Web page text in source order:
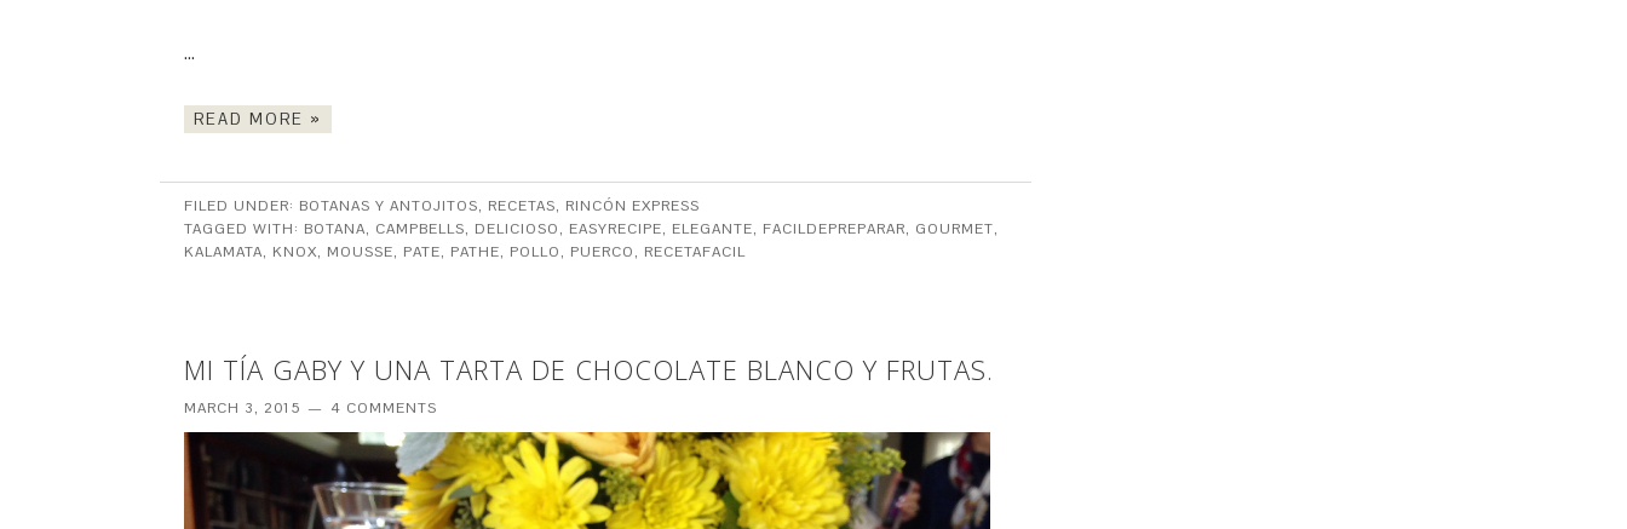
…
READ MORE »
FILED UNDER: BOTANAS Y ANTOJITOS, RECETAS, RINCÓN EXPRESS
TAGGED WITH: BOTANA, CAMPBELLS, DELICIOSO, EASYRECIPE, ELEGANTE, FACILDEPREPARAR, GOURMET,
KALAMATA, KNOX, MOUSSE, PATE, PATHE, POLLO, PUERCO, RECETAFACIL
MI TÍA GABY Y UNA TARTA DE CHOCOLATE BLANCO Y FRUTAS.
MARCH 3, 2015 4 COMMENTS